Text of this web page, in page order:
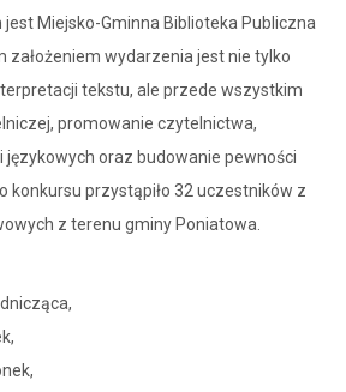
Miejsko-Gminna Biblioteka Publiczna
założeniem wydarzenia jest nie tylko
tekstu, ale przede wszystkim
promowanie czytelnictwa,
oraz budowanie pewności
konkursu przystąpiło 32 uczestników z
z terenu gminy Poniatowa.